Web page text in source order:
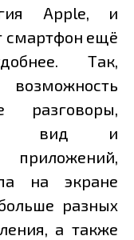
Apple, и
смартфон ещё
Так,
разговоры,
вид и
приложений,
на экране
разных
а также